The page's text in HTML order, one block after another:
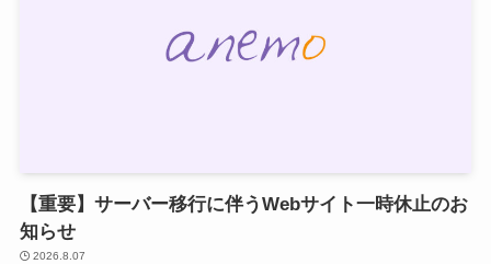
【重要】サーバー移行に伴うWebサイト一時休止のお
知らせ
2026.8.07